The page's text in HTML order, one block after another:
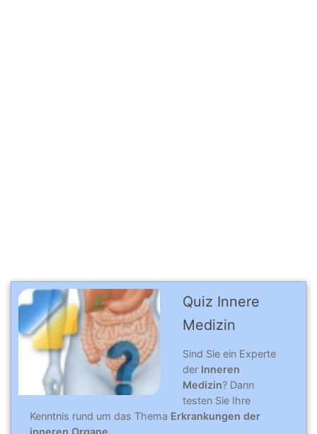
Quiz Innere
Medizin
Sind Sie ein Experte
der Inneren
Medizin? Dann
testen Sie Ihre
Kenntnis rund um das Thema Erkrankungen der
inneren Organe.